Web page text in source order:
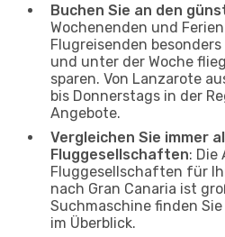
Buchen Sie an den
Wochenenden und
Flugreisenden
und unter der Woche
sparen. Von Lanzarote
bis Donnerstags in der
Angebote.
Vergleichen Sie immer
Fluggesellschaften: Die
Fluggesellschaften für
nach Gran Canaria ist
Suchmaschine finden
im Überblick.